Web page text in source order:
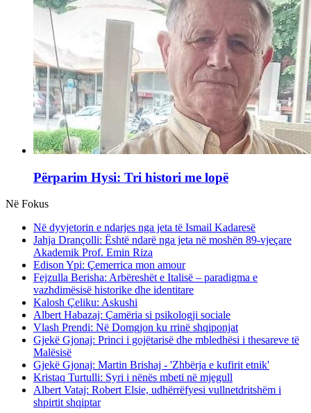
Përparim Hysi: Tri histori me lopë
Në Fokus
Në dyvjetorin e ndarjes nga jeta të Ismail Kadaresë
Jahja Drançolli: Është ndarë nga jeta në moshën 89-vjeçare
Akademik Prof. Emin Riza
Edison Ypi: Çemerrica mon amour
Fejzulla Berisha: Arbëreshët e Italisë – paradigma e
vazhdimësisë historike dhe identitare
Kalosh Çeliku: Askushi
Albert Habazaj: Çamëria si psikologji sociale
Vlash Prendi: Në Domgjon ku rrinë shqiponjat
Gjekë Gjonaj: Princi i gojëtarisë dhe mbledhësi i thesareve të
Malësisë
Gjekë Gjonaj: Martin Brishaj - 'Zhbërja e kufirit etnik'
Kristaq Turtulli: Syri i nënës mbeti në mjegull
Albert Vataj: Robert Elsie, udhërrëfyesi vullnetdritshëm i
shpirtit shqiptar